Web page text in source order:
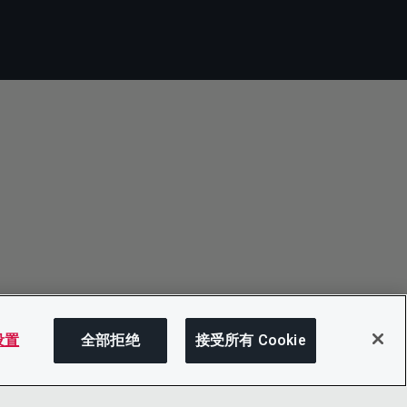
在此页面上
置 全部拒绝 接受所有 Cookie